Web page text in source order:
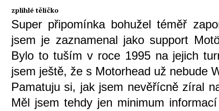
zplihlé tělíčko
Super připomínka bohužel téměř
jsem je zaznamenal jako support
Bylo to tuším v roce 1995 na jejich
jsem ještě, že s Motorhead už nebude
Pamatuju si, jak jsem nevěřícně zíral
Měl jsem tehdy jen minimum